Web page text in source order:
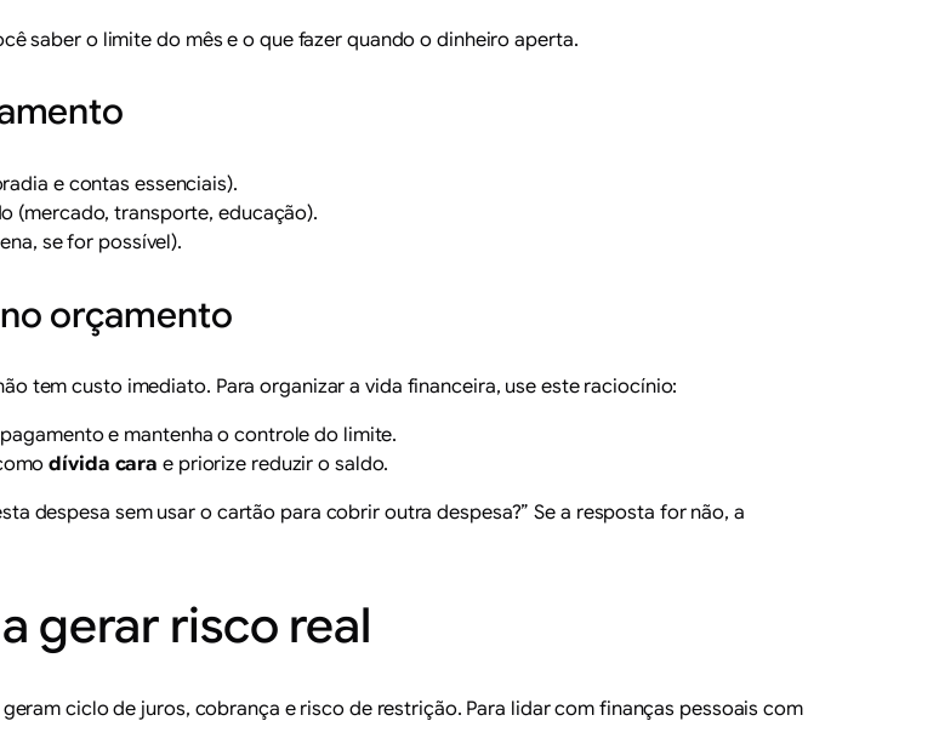
saber o limite do mês e o que fazer quando o dinheiro aperta.
e contas essenciais).
(mercado, transporte, educação).
se for possível).
orçamento
tem custo imediato. Para organizar a vida financeira, use este raciocínio:
e mantenha o controle do limite.
dívida cara e priorize reduzir o saldo.
despesa sem usar o cartão para cobrir outra despesa?” Se a resposta for não, a
gerar risco real
ciclo de juros, cobrança e risco de restrição. Para lidar com finanças pessoais com